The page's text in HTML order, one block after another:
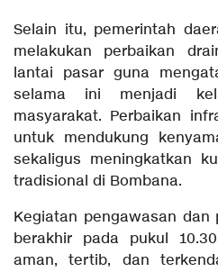
Selain itu, pemerintah
melakukan perbaikan
lantai pasar guna
selama ini menjadi
masyarakat. Perbaikan
untuk mendukung
sekaligus meningkatkan
tradisional di Bombana.
Kegiatan pengawasan dan
berakhir pada pukul
aman, tertib, dan